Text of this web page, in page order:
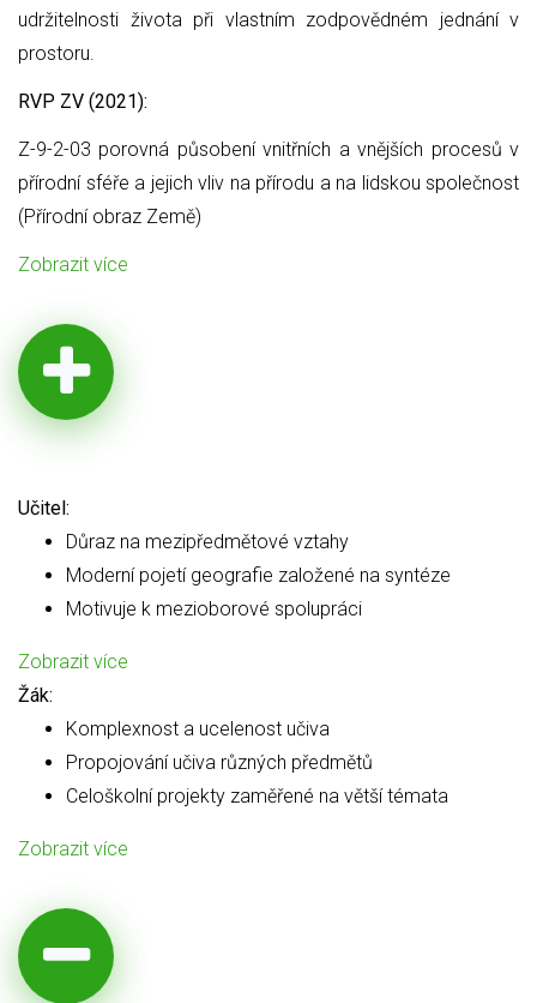
udržitelnosti života při vlastním zodpovědném jednání v
prostoru.
RVP ZV (2021):
Z-9-2-03 porovná působení vnitřních a vnějších procesů v
přírodní sféře a jejich vliv na přírodu a na lidskou společnost
(Přírodní obraz Země)
Zobrazit více
Učitel:
Důraz na mezipředmětové vztahy
Moderní pojetí geografie založené na syntéze
Motivuje k mezioborové spolupráci
Zobrazit více
Žák:
Komplexnost a ucelenost učiva
Propojování učiva různých předmětů
Celoškolní projekty zaměřené na větší témata
Zobrazit více